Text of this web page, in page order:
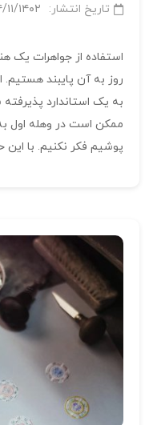
تاریخ انتشار:
۲۴/۱۱/
استفاده از جواهرات یک
روز به آن پایبند
به یک استاندارد
ممکن است در وهله اول
پوشیم فکر نکنیم. با این